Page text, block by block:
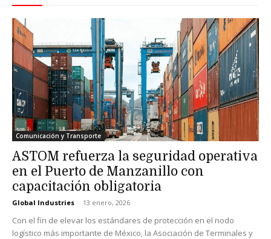
Comunicación y Transporte
ASTOM refuerza la seguridad operativa
en el Puerto de Manzanillo con
capacitación obligatoria
Global Industries - 13 enero, 2026
Con el fin de elevar los estándares de protección en el nodo
logístico más importante de México, la Asociación de Terminales y